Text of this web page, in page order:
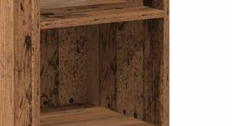
поръчка ще можете да изберете броя
е с информационна цел.
в количката си с бутона "Добави в
поръчка ще можете да изберете броя